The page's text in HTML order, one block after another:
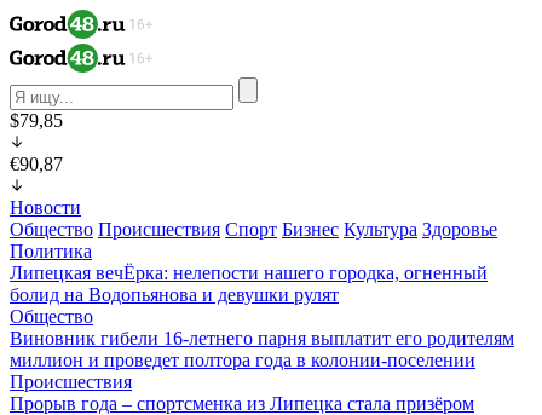
$79,85
€90,87
Новости
Общество Происшествия Спорт Бизнес Культура Здоровье
Политика
Липецкая вечЁрка: нелепости нашего городка, огненный
болид на Водопьянова и девушки рулят
Общество
Виновник гибели 16-летнего парня выплатит его родителям
миллион и проведет полтора года в колонии-поселении
Происшествия
Прорыв года – спортсменка из Липецка стала призёром